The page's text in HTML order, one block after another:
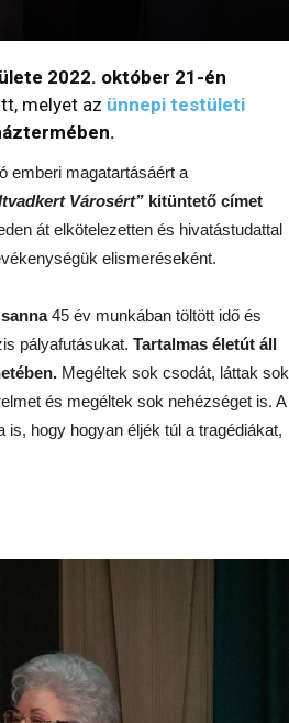
2022. október 21-én
melyet az ünnepi testületi
emberi magatartásáért a
Városért” kitüntető címet
át elkötelezetten és hivatástudattal
elismeréseként.
45 év munkában töltött idő és
pályafutásukat. Tartalmas életút áll
Megéltek sok csodát, láttak sok
és megéltek sok nehézséget is. A
hogy hogyan éljék túl a tragédiákat,